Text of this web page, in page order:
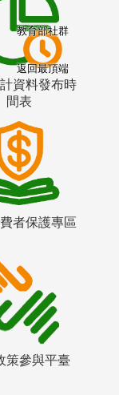
資料發布時
間表
者保護專區
策參與平臺
教育部社群
返回最頂端